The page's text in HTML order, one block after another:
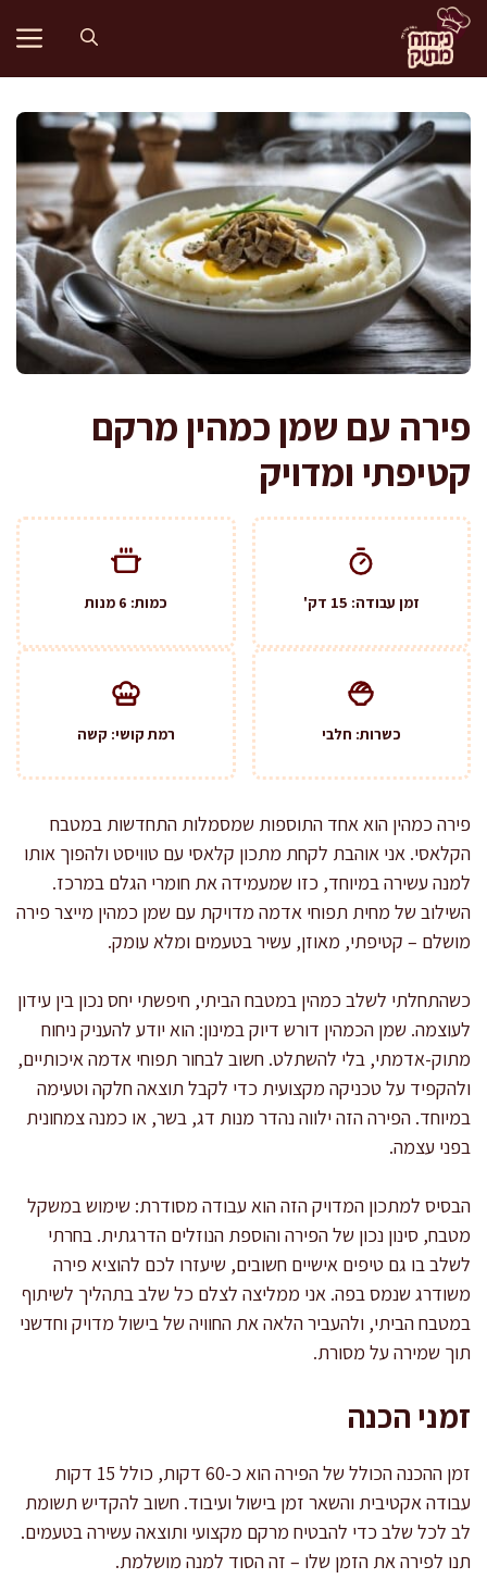
לדלג
לתוכן
פירה עם שמן כמהין מרקם
קטיפתי ומדויק
זמן עבודה: 15 דק' כמות: 6 מנות
כשרות: חלבי רמת קושי: קשה
פירה כמהין הוא אחד התוספות שמסמלות התחדשות במטבח
הקלאסי. אני אוהבת לקחת מתכון קלאסי עם טוויסט ולהפוך אותו
למנה עשירה במיוחד, כזו שמעמידה את חומרי הגלם במרכז.
השילוב של מחית תפוחי אדמה מדויקת עם שמן כמהין מייצר פירה
מושלם – קטיפתי, מאוזן, עשיר בטעמים ומלא עומק.
כשהתחלתי לשלב כמהין במטבח הביתי, חיפשתי יחס נכון בין עידון
לעוצמה. שמן הכמהין דורש דיוק במינון: הוא יודע להעניק ניחוח
מתוק-אדמתי, בלי להשתלט. חשוב לבחור תפוחי אדמה איכותיים,
ולהקפיד על טכניקה מקצועית כדי לקבל תוצאה חלקה וטעימה
במיוחד. הפירה הזה ילווה נהדר מנות דג, בשר, או כמנה צמחונית
בפני עצמה.
הבסיס למתכון המדויק הזה הוא עבודה מסודרת: שימוש במשקל
מטבח, סינון נכון של הפירה והוספת הנוזלים הדרגתית. בחרתי
לשלב בו גם טיפים אישיים חשובים, שיעזרו לכם להוציא פירה
משודרג שנמס בפה. אני ממליצה לצלם כל שלב בתהליך לשיתוף
במטבח הביתי, ולהעביר הלאה את החוויה של בישול מדויק וחדשני
תוך שמירה על מסורת.
זמני הכנה
זמן ההכנה הכולל של הפירה הוא כ-60 דקות, כולל 15 דקות
עבודה אקטיבית והשאר זמן בישול ועיבוד. חשוב להקדיש תשומת
לב לכל שלב כדי להבטיח מרקם מקצועי ותוצאה עשירה בטעמים.
תנו לפירה את הזמן שלו – זה הסוד למנה מושלמת.